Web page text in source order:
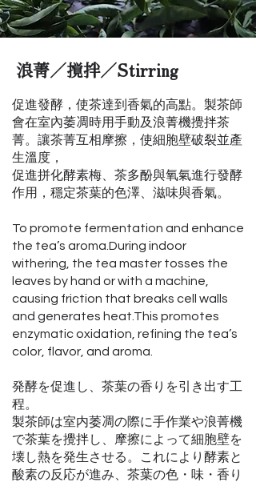
浪菁／撹拌／Stirring
促進發酵，使茶達到香氣的高點。製茶師
會在室內萎凋時用手動及浪菁機攪拌茶
菁。讓茶菁互相摩擦，使細胞壁破裂並產
生溫度，
促進拼化酵素梅、茶多酚與氧氣進行發酵
作用，穩定茶葉的色澤、滋味與香氣。
To promote fermentation and enhance
the tea’s aroma.During indoor
withering, the tea master tosses the
leaves by hand or with a machine,
causing friction that breaks cell walls
and generates heat.This promotes
enzymatic oxidation, refining the tea’s
color, flavor, and aroma.
発酵を促進し、茶葉の香りを引き出す工
程。
製茶師は室内萎凋の際に手作業や浪菁機
で茶葉を攪拌し、摩擦によって細胞壁を
壊し熱を発生させる。これにより酵素と
酸素の反応が進み、茶葉の色・味・香り